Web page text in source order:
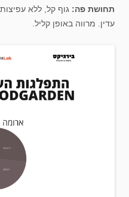
תחושת פה: גוף קל, ללא
עדין. מרווה באופן קליל.